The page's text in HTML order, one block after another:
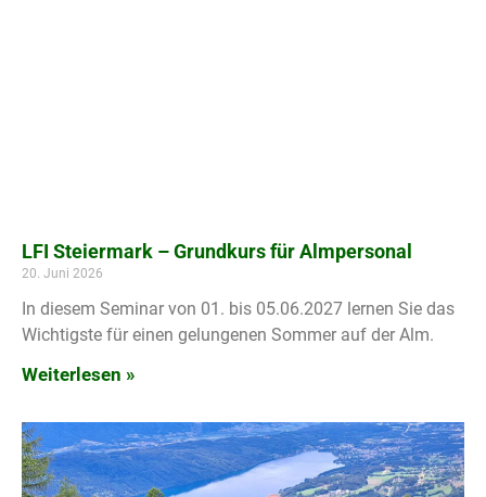
LFI Steiermark – Grundkurs für Almpersonal
20. Juni 2026
In diesem Seminar von 01. bis 05.06.2027 lernen Sie das
Wichtigste für einen gelungenen Sommer auf der Alm.
Weiterlesen »